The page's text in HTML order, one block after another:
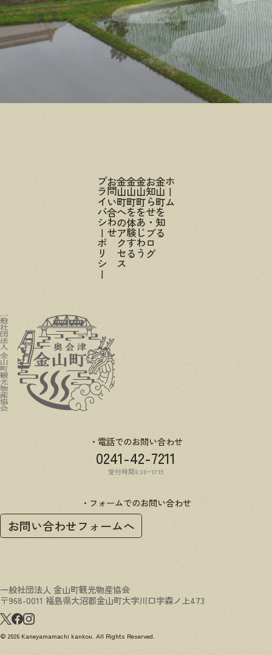
ホーム
金山町を知る
お知らせ・ブログ
金山町をあじわう
金山町を体験する
金山町へのアクセス
お問い合わせ
プライバシーポリシー
電話でのお問い合わせ
0241-42-7211
受付時間8:30~17:15
フォームでのお問い合わせ
お問い合わせフォームへ
一般社団法人 金山町観光物産協会
〒968-0011 福島県大沼郡金山町大字川口字森ノ上473
© 2026 Kaneyamamachi kankou. All Rights Reserved.